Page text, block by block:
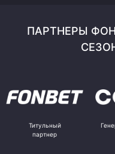
ПАРТНЕРЫ
Титульный
партнер